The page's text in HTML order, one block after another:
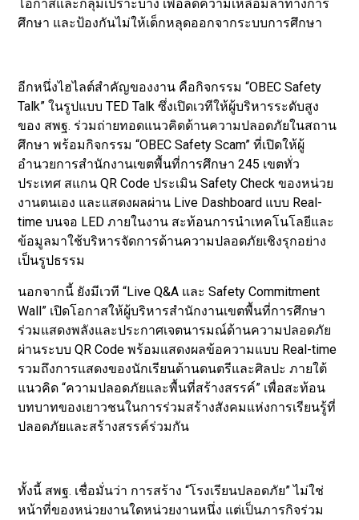
โอกาสและกลุ่มเปราะบาง เพื่อลดความเหลื่อมล้ำทางการ
ศึกษา และป้องกันไม่ให้เด็กหลุดออกจากระบบการศึกษา
อีกหนึ่งไฮไลต์สำคัญของงาน คือกิจกรรม “OBEC Safety
Talk” ในรูปแบบ TED Talk ซึ่งเปิดเวทีให้ผู้บริหารระดับสูง
ของ สพฐ. ร่วมถ่ายทอดแนวคิดด้านความปลอดภัยในสถาน
ศึกษา พร้อมกิจกรรม “OBEC Safety Scam” ที่เปิดให้ผู้
อำนวยการสำนักงานเขตพื้นที่การศึกษา 245 เขตทั่ว
ประเทศ สแกน QR Code ประเมิน Safety Check ของหน่วย
งานตนเอง และแสดงผลผ่าน Live Dashboard แบบ Real-
time บนจอ LED ภายในงาน สะท้อนการนำเทคโนโลยีและ
ข้อมูลมาใช้บริหารจัดการด้านความปลอดภัยเชิงรุกอย่าง
เป็นรูปธรรม
นอกจากนี้ ยังมีเวที “Live Q&A และ Safety Commitment
Wall” เปิดโอกาสให้ผู้บริหารสำนักงานเขตพื้นที่การศึกษา
ร่วมแสดงพลังและประกาศเจตนารมณ์ด้านความปลอดภัย
ผ่านระบบ QR Code พร้อมแสดงผลข้อความแบบ Real-time
รวมถึงการแสดงของนักเรียนด้านดนตรีและศิลปะ ภายใต้
แนวคิด “ความปลอดภัยและพื้นที่สร้างสรรค์” เพื่อสะท้อน
บทบาทของเยาวชนในการร่วมสร้างสังคมแห่งการเรียนรู้ที่
ปลอดภัยและสร้างสรรค์ร่วมกัน
ทั้งนี้ สพฐ. เชื่อมั่นว่า การสร้าง “โรงเรียนปลอดภัย” ไม่ใช่
หน้าที่ของหน่วยงานใดหน่วยงานหนึ่ง แต่เป็นภารกิจร่วม